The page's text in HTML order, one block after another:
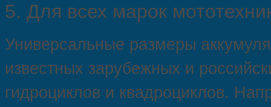
5. Для всех марок
Универсальные размеры
известных зарубежных и
гидроциклов и квадроциклов.